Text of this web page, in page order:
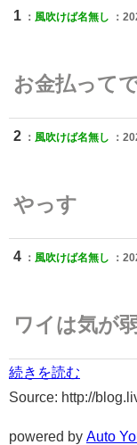
1 ： 風吹けば名無し ：
お金払って
2 ： 風吹けば名無し ：
やっす
4 ： 風吹けば名無し ：
ワイは気が
続きを読む
Source: http://
powered by Auto